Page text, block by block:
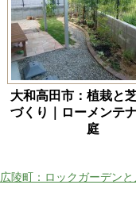
大和高田市：植栽と
づくり｜ローメンテ
庭
広陵町：ロックガーデン